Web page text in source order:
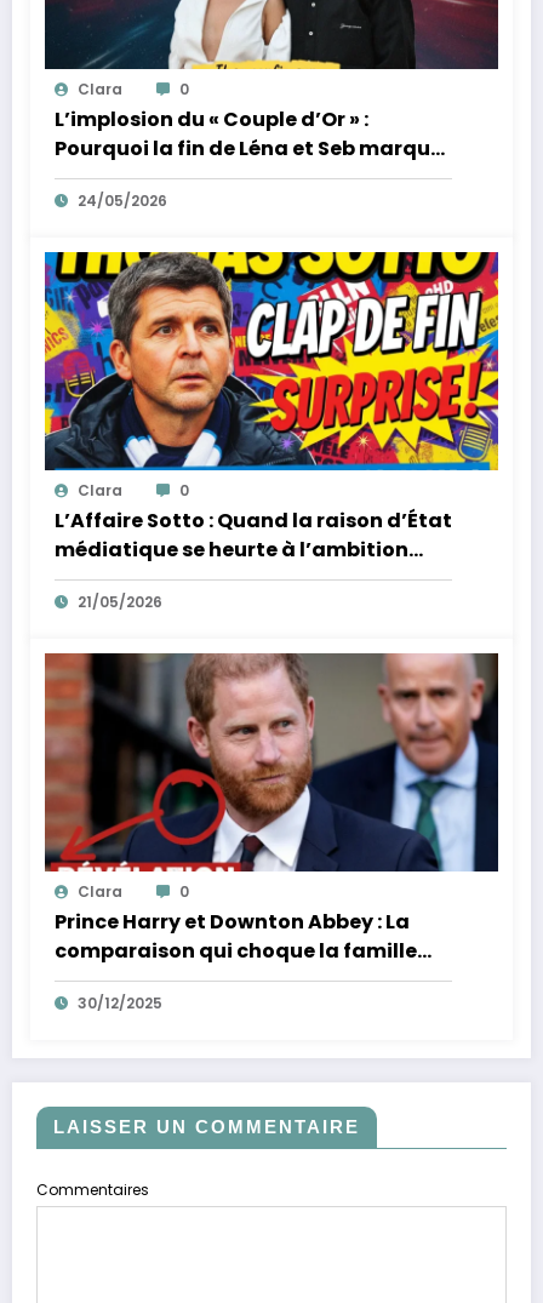
Clara 0
L’implosion du « Couple d’Or » :
Pourquoi la fin de Léna et Seb marque
la fin de l’innocence sur YouTube
24/05/2026
Clara 0
L’Affaire Sotto : Quand la raison d’État
médiatique se heurte à l’ambition
d’un homme
21/05/2026
Clara 0
Prince Harry et Downton Abbey : La
comparaison qui choque la famille
royale
30/12/2025
LAISSER UN COMMENTAIRE
Commentaires